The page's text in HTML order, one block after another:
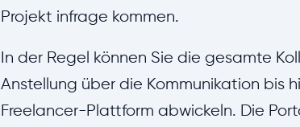
Projekt infrage kommen.
In der Regel können Sie die gesamte
Anstellung über die Kommunikation bis
Freelancer-Plattform abwickeln. Die